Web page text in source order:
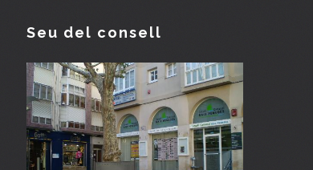
Seu del consell